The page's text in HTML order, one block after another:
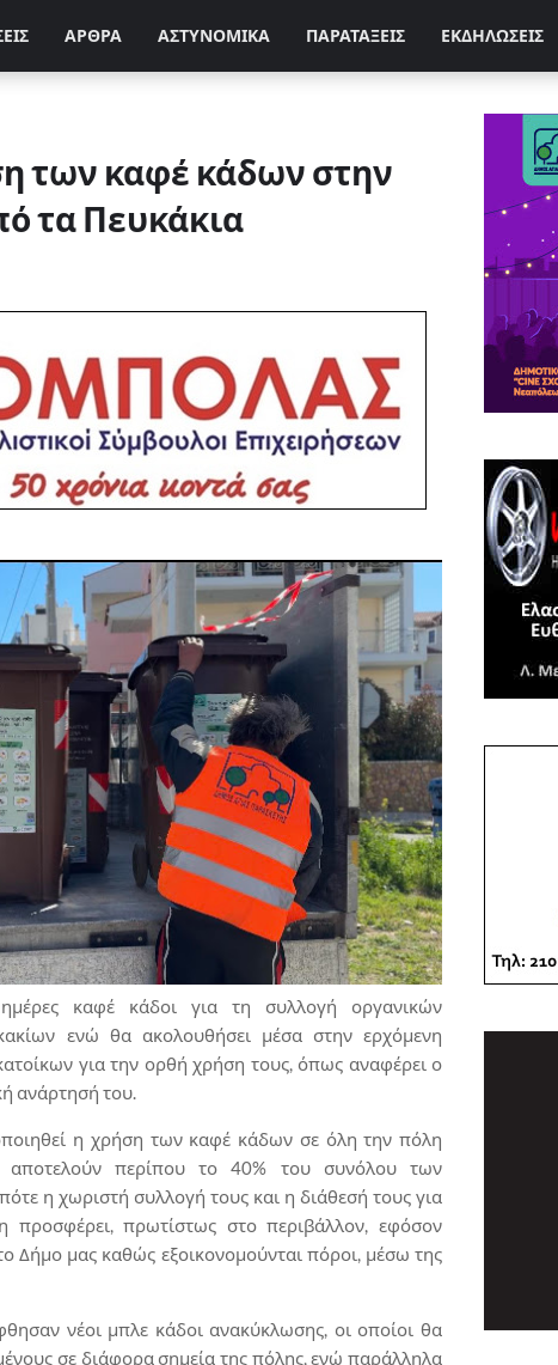
ΑΡΘΡΑ ΑΣΤΥΝΟΜΙΚΑ ΠΑΡΑΤΑΞΕΙΣ ΕΚΔΗΛΩΣΕΙΣ
των καφέ κάδων στην
τα Πευκάκια
καφέ κάδοι για τη συλλογή οργανικών
ενώ θα ακολουθήσει μέσα στην ερχόμενη
για την ορθή χρήση τους, όπως αναφέρει ο
ανάρτησή του.
η χρήση των καφέ κάδων σε όλη την πόλη
αποτελούν περίπου το 40% του συνόλου των
η χωριστή συλλογή τους και η διάθεσή τους για
πρωτίστως στο περιβάλλον, εφόσον
Δήμο μας καθώς εξοικονομούνται πόροι, μέσω της
νέοι μπλε κάδοι ανακύκλωσης, οι οποίοι θα
σε διάφορα σημεία της πόλης, ενώ παράλληλα